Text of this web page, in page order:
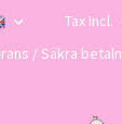
Tax Incl.
/ Säkra